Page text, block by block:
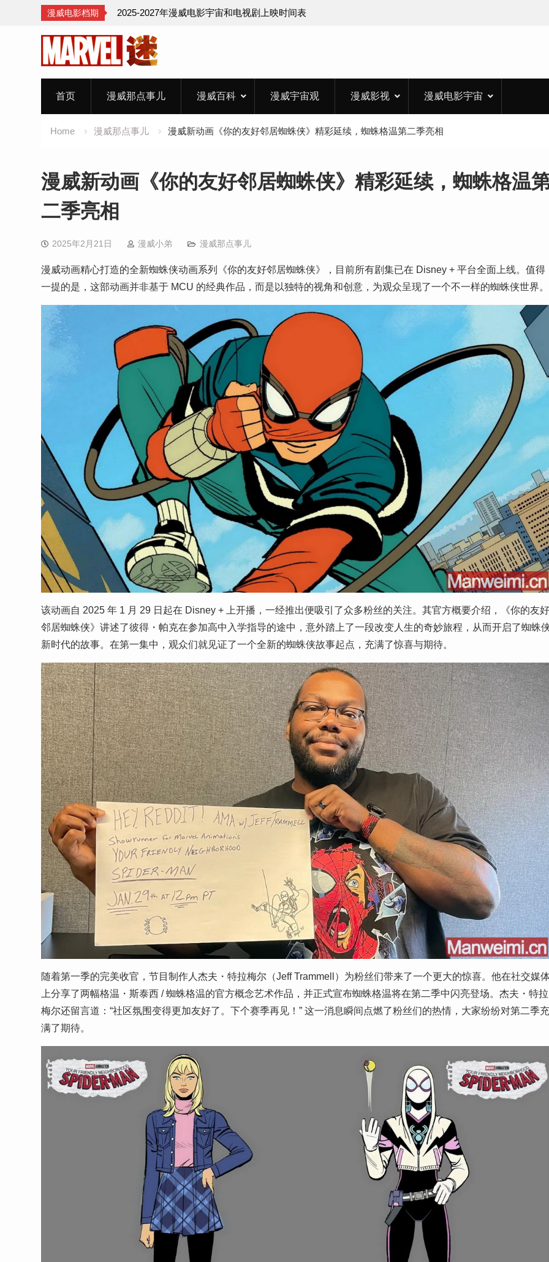
漫威电影档期
2025-2027年漫威电影宇宙和电视剧上映时间表
首页 漫威那点事儿 漫威百科 漫威宇宙观 漫威影视 漫威电影宇宙
Home 漫威那点事儿 漫威新动画《你的友好邻居蜘蛛侠》精彩延续，蜘蛛格温第二季亮相
漫威新动画《你的友好邻居蜘蛛侠》精彩延续，蜘蛛格温
二季亮相
2025年2月21日 漫威小弟 漫威那点事儿
漫威动画精心打造的全新蜘蛛侠动画系列《你的友好邻居蜘蛛侠》，目前所有剧集已在 Disney + 平台全面上线。值得
一提的是，这部动画并非基于 MCU 的经典作品，而是以独特的视角和创意，为观众呈现了一个不一样的蜘蛛侠世界。
该动画自 2025 年 1 月 29 日起在 Disney + 上开播，一经推出便吸引了众多粉丝的关注。其官方概要介绍，《你的友好
邻居蜘蛛侠》讲述了彼得・帕克在参加高中入学指导的途中，意外踏上了一段改变人生的奇妙旅程，从而开启了蜘蛛
新时代的故事。在第一集中，观众们就见证了一个全新的蜘蛛侠故事起点，充满了惊喜与期待。
随着第一季的完美收官，节目制作人杰夫・特拉梅尔（Jeff Trammell）为粉丝们带来了一个更大的惊喜。他在社交媒
上分享了两幅格温・斯泰西 / 蜘蛛格温的官方概念艺术作品，并正式宣布蜘蛛格温将在第二季中闪亮登场。杰夫・特拉
梅尔还留言道：“社区氛围变得更加友好了。下个赛季再见！” 这一消息瞬间点燃了粉丝们的热情，大家纷纷对第二季充
满了期待。